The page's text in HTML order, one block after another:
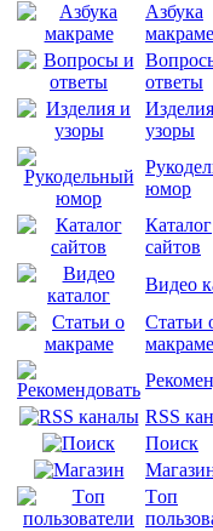
Азбука
макраме
ответы
узоры
юмор
Каталог
сайтов
Видео
Статьи
макраме
RSS
Поиск
Tоп